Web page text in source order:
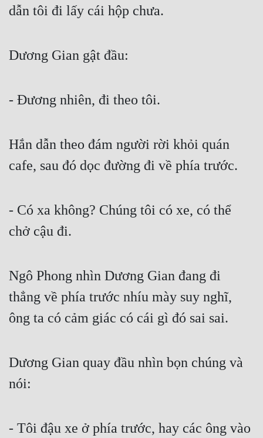
Linh Dị
Lịch Sử
Mạt Thế
Ngôn Tình
Ngược
Phản Phái
Quan Trường
Sảng Văn
Sắc
Thanh Xuân
dẫn tôi đi lấy cái hộp chưa.
Dương Gian gật đầu:
- Đương nhiên, đi theo tôi.
Hắn dẫn theo đám người rời khỏi quán
cafe, sau đó dọc đường đi về phía trước.
- Có xa không? Chúng tôi có xe, có thể
chở cậu đi.
Ngô Phong nhìn Dương Gian đang đi
thẳng về phía trước nhíu mày suy nghĩ,
ông ta có cảm giác có cái gì đó sai sai.
Dương Gian quay đầu nhìn bọn chúng và
nói:
- Tôi đậu xe ở phía trước, hay các ông vào